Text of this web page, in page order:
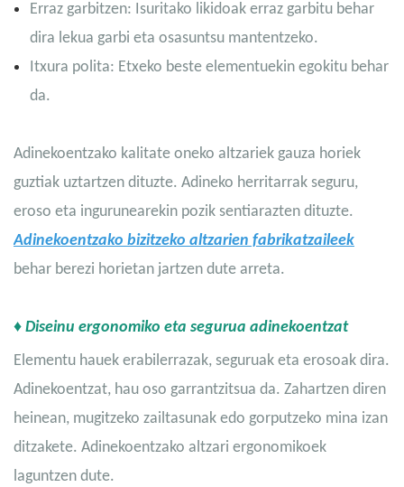
Erraz garbitzen: Isuritako likidoak erraz garbitu behar
dira lekua garbi eta osasuntsu mantentzeko.
Itxura polita: Etxeko beste elementuekin egokitu behar
da.
Adinekoentzako kalitate oneko altzariek gauza horiek
guztiak uztartzen dituzte. Adineko herritarrak seguru,
eroso eta ingurunearekin pozik sentiarazten dituzte.
Adinekoentzako bizitzeko altzarien fabrikatzaileek
behar berezi horietan jartzen dute arreta.
♦ Diseinu ergonomiko eta segurua adinekoentzat
Elementu hauek erabilerrazak, seguruak eta erosoak dira.
Adinekoentzat, hau oso garrantzitsua da. Zahartzen diren
heinean, mugitzeko zailtasunak edo gorputzeko mina izan
ditzakete. Adinekoentzako altzari ergonomikoek
laguntzen dute.